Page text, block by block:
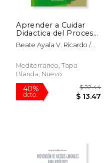
50%
dcto.
$ 47.90
$ 23.95
Aprender a Cuidar
Didactica del Proceso
de Enfermeria
Beate Ayala V. Ricardo /
Mediterraneo, Tapa
Blanda, Nuevo